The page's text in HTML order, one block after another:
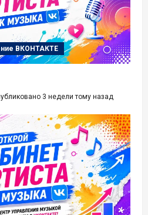
ВКОНТАКТЕ
3 недели тому назад